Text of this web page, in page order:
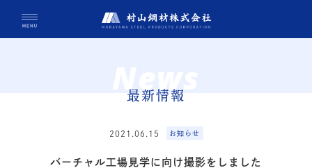
News
最新情報
2021.06.15 お知らせ
バーチャル工場見学に向け撮影をしました